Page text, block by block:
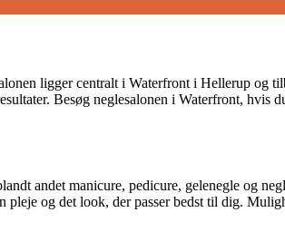
ligger centralt i Waterfront i Hellerup og
Besøg neglesalonen i Waterfront,
andet manicure, pedicure, gelenegle og
og det look, der passer bedst til dig.